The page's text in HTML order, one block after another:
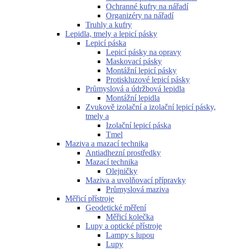
Ochranné kufry na nářadí
Organizéry na nářadí
Truhly a kufry
Lepidla, tmely a lepicí pásky
Lepicí páska
Lepicí pásky na opravy
Maskovací pásky
Montážní lepicí pásky
Protiskluzové lepicí pásky
Průmyslová a údržbová lepidla
Montážní lepidla
Zvukově izolační a izolační lepicí pásky,
tmely a
Izolační lepicí páska
Tmel
Maziva a mazací technika
Antiadhezní prostředky
Mazací technika
Olejničky
Maziva a uvolňovací přípravky
Průmyslová maziva
Měřicí přístroje
Geodetické měření
Měřicí kolečka
Lupy a optické přístroje
Lampy s lupou
Lupy